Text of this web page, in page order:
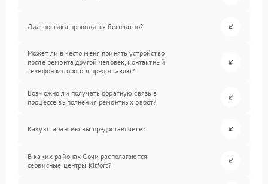
Диагностика проводится бесплатно?
Может ли вместо меня принять устройство
после ремонта другой человек, контактный
телефон которого я предоставлю?
Возможно ли получать обратную связь в
процессе выполнения ремонтных работ?
Какую гарантию вы предоставляете?
В каких районах Сочи располагаются
сервисные центры Kitfort?